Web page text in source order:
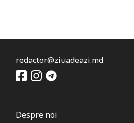
redactor@ziuadeazi.md
Despre noi